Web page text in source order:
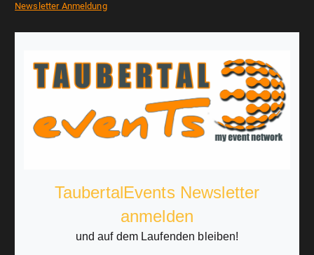
Newsletter Anmeldung
TaubertalEvents Newsletter
anmelden
und auf dem Laufenden bleiben!